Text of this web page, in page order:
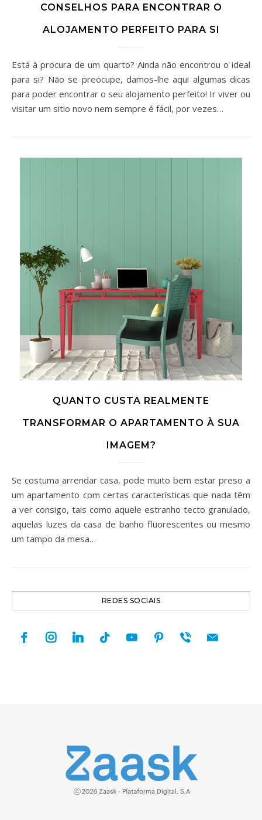
CONSELHOS PARA ENCONTRAR O
ALOJAMENTO PERFEITO PARA SI
Está à procura de um quarto? Ainda não encontrou o ideal
para si? Não se preocupe, damos-lhe aqui algumas dicas
para poder encontrar o seu alojamento perfeito! Ir viver ou
visitar um sitio novo nem sempre é fácil, por vezes…
QUANTO CUSTA REALMENTE
TRANSFORMAR O APARTAMENTO À SUA
IMAGEM?
Se costuma arrendar casa, pode muito bem estar preso a
um apartamento com certas características que nada têm
a ver consigo, tais como aquele estranho tecto granulado,
aquelas luzes da casa de banho fluorescentes ou mesmo
um tampo da mesa…
REDES SOCIAIS
facebookinstagramlinkedintiktok youtubepinterest
viber mail